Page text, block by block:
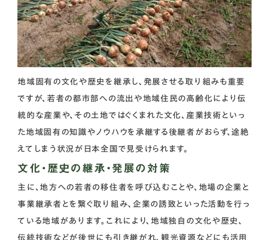
地域固有の文化や歴史を継承し、発展させる取り組みも重要
ですが、若者の都市部への流出や地域住民の高齢化により伝
統的な産業や、その土地ではぐくまれた文化、産業技術といっ
た地域固有の知識やノウハウを承継する後継者がおらず、途絶
えてしまう状況が日本全国で見受けられます。
文化・歴史の継承・発展の対策
主に、地方への若者の移住者を呼び込むことや、地場の企業と
事業継承者とを繋ぐ取り組み、企業の誘致といった活動を行っ
ている地域があります。これにより、地域独自の文化や歴史、
伝統技術などが後世にも引き継がれ、観光資源などにも活用